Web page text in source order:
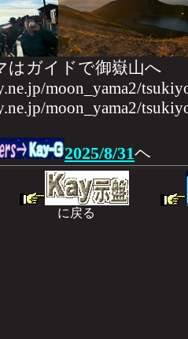
はガイドで御嶽山へ
moon_yama2/
moon_yama2/
2025/8/31ヘ
に戻る